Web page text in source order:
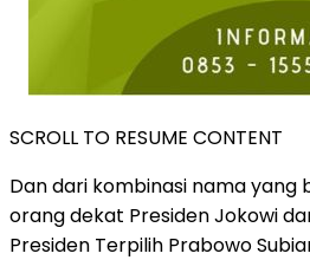
SCROLL TO RESUME CONTENT
Dan dari kombinasi nama yang
orang dekat Presiden Jokowi
Presiden Terpilih Prabowo